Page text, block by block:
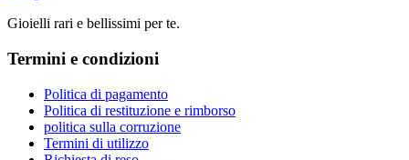
del
varianti.
opzioni
essere
scelte
nella
pagina
Gioielli rari e bellissimi per te.
Termini e condizioni
Politica di pagamento
Politica di restituzione e rimborso
politica sulla corruzione
Termini di utilizzo